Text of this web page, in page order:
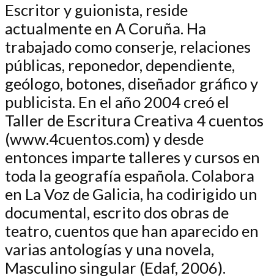
Escritor y guionista, reside
actualmente en A Coruña. Ha
trabajado como conserje, relaciones
públicas, reponedor, dependiente,
geólogo, botones, diseñador gráfico y
publicista. En el año 2004 creó el
Taller de Escritura Creativa 4 cuentos
(www.4cuentos.com) y desde
entonces imparte talleres y cursos en
toda la geografía española. Colabora
en La Voz de Galicia, ha codirigido un
documental, escrito dos obras de
teatro, cuentos que han aparecido en
varias antologías y una novela,
Masculino singular (Edaf, 2006).